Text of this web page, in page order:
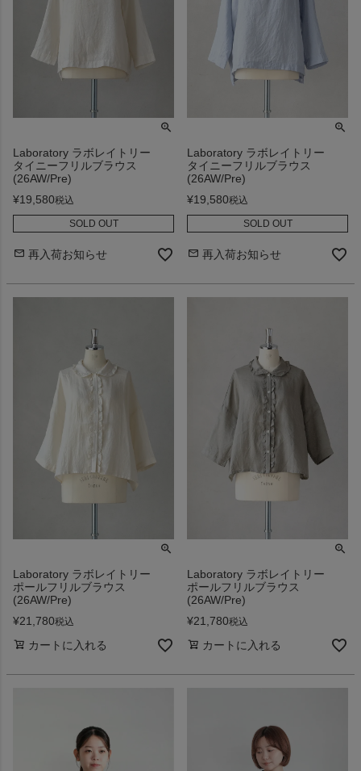
Laboratory ラボレイトリー
タイニーフリルブラウス
(26AW/Pre)
¥19,580税込
SOLD OUT
再入荷お知らせ
Laboratory ラボレイトリー
タイニーフリルブラウス
(26AW/Pre)
¥19,580税込
SOLD OUT
再入荷お知らせ
Laboratory ラボレイトリー
ポールフリルブラウス
(26AW/Pre)
¥21,780税込
カートに入れる
Laboratory ラボレイトリー
ポールフリルブラウス
(26AW/Pre)
¥21,780税込
カートに入れる